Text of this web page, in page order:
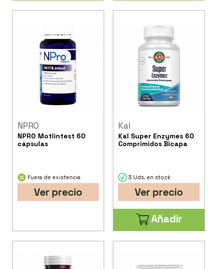
NPRO
NPRO Motlintest 60
cápsulas
Fuera de existencia
Ver precio
Kal
Kal Super Enzymes 60
Comprimidos Bicapa
3 Uds. en stock
Ver precio
Añadir